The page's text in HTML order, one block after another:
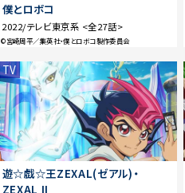
僕とロボコ
2022/テレビ東京系 <全27話>
©宮崎周平／集英社・僕とロボコ製作委員会
TV
遊☆戯☆王ZEXAL(ゼアル)・
ZEXAL II